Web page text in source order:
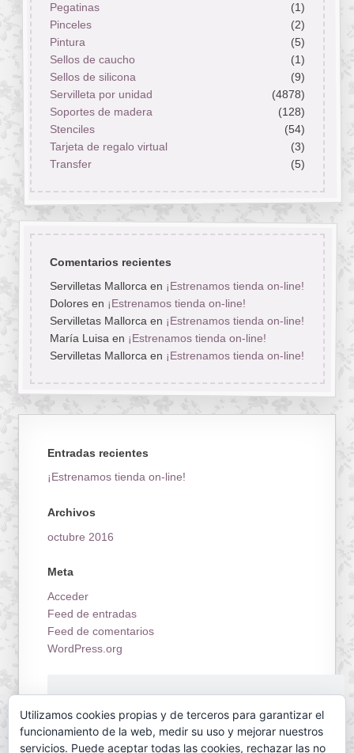
Pegatinas
(1)
Pinceles
(2)
Pintura
(5)
Sellos de caucho
(1)
Sellos de silicona
(9)
Servilleta por unidad
(4878)
Soportes de madera
(128)
Stenciles
(54)
Tarjeta de regalo virtual
(3)
Transfer
(5)
Comentarios recientes
Servilletas Mallorcaen ¡Estrenamos tienda on-line!
Doloresen ¡Estrenamos tienda on-line!
Servilletas Mallorcaen ¡Estrenamos tienda on-line!
María Luisaen ¡Estrenamos tienda on-line!
Servilletas Mallorcaen ¡Estrenamos tienda on-line!
Entradas recientes
¡Estrenamos tienda on-line!
Archivos
octubre 2016
Meta
Acceder
Feed de entradas
Feed de comentarios
WordPress.org
Utilizamos cookies propias y de terceros para garantizar el
funcionamiento de la web, medir su uso y mejorar nuestros
servicios. Puede aceptar todas las cookies, rechazar las no